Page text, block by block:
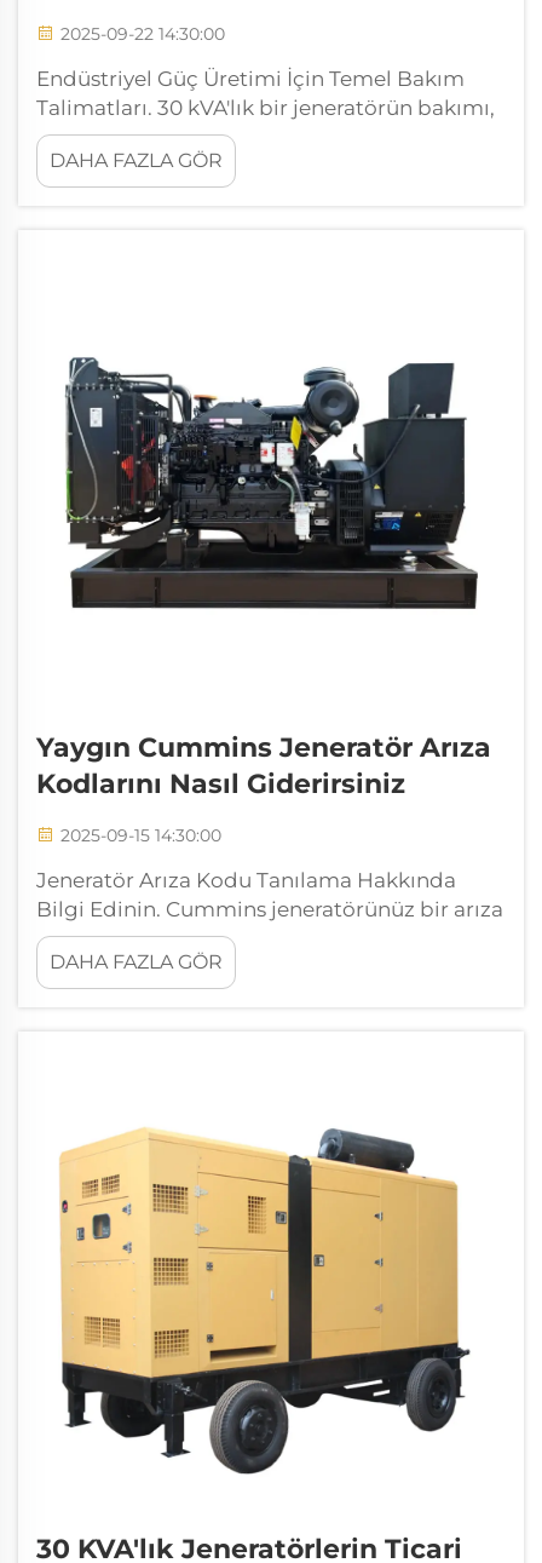
2025-09-22 14:30:00
Endüstriyel Güç Üretimi İçin Temel Bakım
Talimatları. 30 kVA'lık bir jeneratörün bakımı,
optimal performans ve uzun ömür
sağlanması açısından sistematik bir yaklaşım
gerektirir. Bu güç üniteleri, orta ölçekli
DAHA FAZLA GÖR
Yaygın Cummins Jeneratör Arıza
Kodlarını Nasıl Giderirsiniz
2025-09-15 14:30:00
Jeneratör Arıza Kodu Tanılama Hakkında
Bilgi Edinin. Cummins jeneratörünüz bir arıza
kodu gösterdiğinde, işletim durumuyla ilgili
size önemli bir mesaj gönderiyor. Bu tanı
kodları, olası sorunları bildirmek için
DAHA FAZLA GÖR
30 KVA'lık Jeneratörlerin Ticari